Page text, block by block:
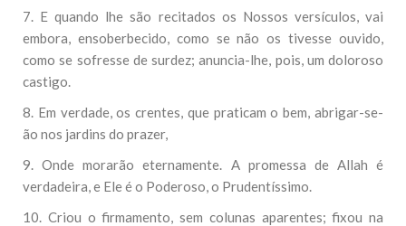
7. E quando lhe são recitados os Nossos versículos, vai
embora, ensoberbecido, como se não os tivesse ouvido,
como se sofresse de surdez; anuncia-lhe, pois, um doloroso
castigo.
8. Em verdade, os crentes, que praticam o bem, abrigar-se-
ão nos jardins do prazer,
9. Onde morarão eternamente. A promessa de Allah é
verdadeira, e Ele é o Poderoso, o Prudentíssimo.
10. Criou o firmamento, sem colunas aparentes; fixou na